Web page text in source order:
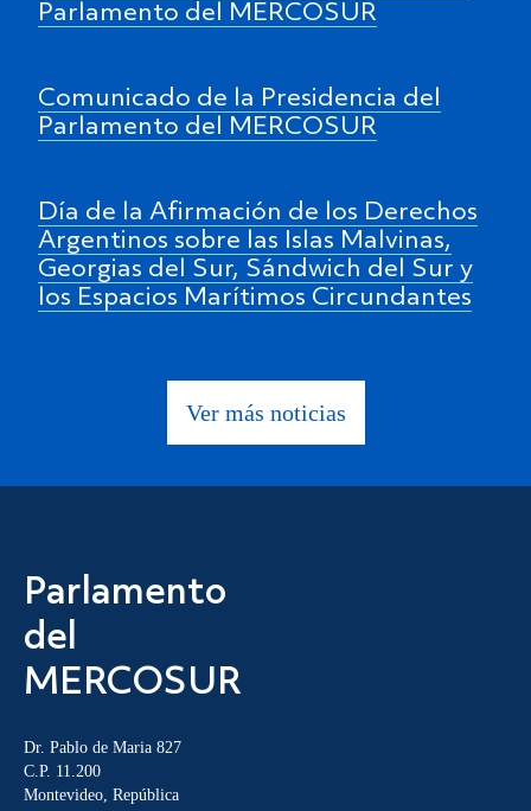
Parlamento del MERCOSUR
Comunicado de la Presidencia del
Parlamento del MERCOSUR
Día de la Afirmación de los Derechos
Argentinos sobre las Islas Malvinas,
Georgias del Sur, Sándwich del Sur y
los Espacios Marítimos Circundantes
Ver más noticias
Parlamento
del
MERCOSUR
Dr. Pablo de Maria 827
C.P. 11.200
Montevideo, República